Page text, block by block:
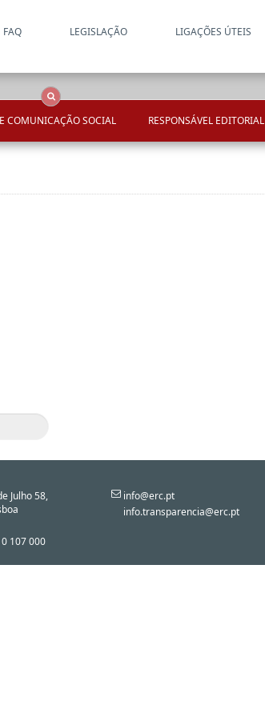
FAQ LEGISLAÇÃO LIGAÇÕES ÚTEIS
COMUNICAÇÃO SOCIAL RESPONSÁVEL EDITORIAL
Julho 58,
107 000
info@erc.pt
info.transparencia@erc.pt